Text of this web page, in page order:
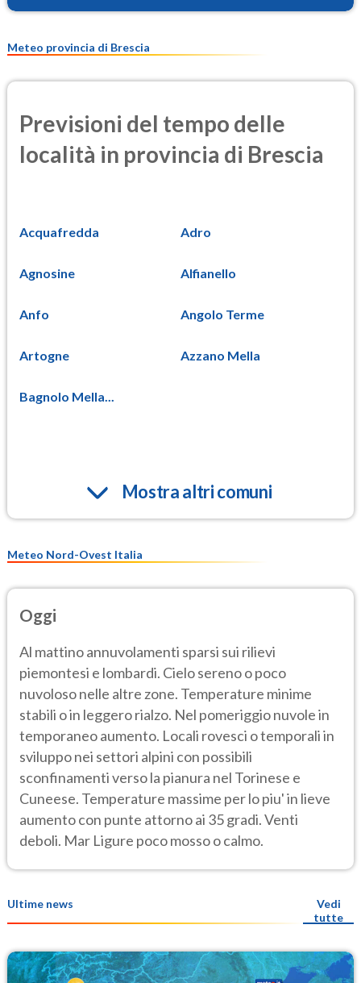
PM25
Meteo provincia di Brescia
Previsioni del tempo delle
località in provincia di Brescia
Acquafredda Adro
Agnosine Alfianello
Anfo Angolo Terme
Artogne Azzano Mella
Bagnolo Mella...
Mostra altri comuni
Meteo Nord-Ovest Italia
Oggi
Al mattino annuvolamenti sparsi sui rilievi
piemontesi e lombardi. Cielo sereno o poco
nuvoloso nelle altre zone. Temperature minime
stabili o in leggero rialzo. Nel pomeriggio nuvole in
temporaneo aumento. Locali rovesci o temporali in
sviluppo nei settori alpini con possibili
sconfinamenti verso la pianura nel Torinese e
Cuneese. Temperature massime per lo piu' in lieve
aumento con punte attorno ai 35 gradi. Venti
deboli. Mar Ligure poco mosso o calmo.
Ultime news
Vedi
tutte